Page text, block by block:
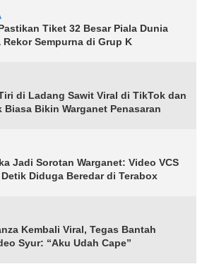
Tiket 32 Besar Piala Dunia
Rekor Sempurna di Grup K
di Ladang Sawit Viral di TikTok dan
Biasa Bikin Warganet Penasaran
Jadi Sorotan Warganet: Video VCS
Diduga Beredar di Terabox
Kembali Viral, Tegas Bantah
Syur: “Aku Udah Cape”